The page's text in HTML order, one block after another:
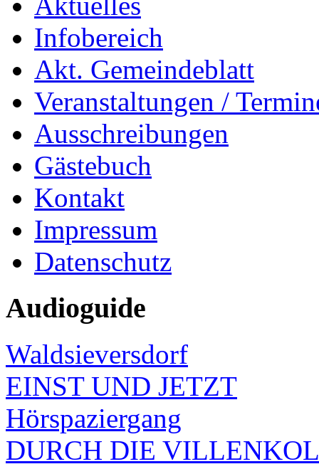
Infobereich
Akt. Gemeindeblatt
Veranstaltungen /
Ausschreibungen
Gästebuch
Kontakt
Impressum
Datenschutz
Audioguide
Waldsieversdorf
EINST UND JETZT
Hörspaziergang
DURCH DIE